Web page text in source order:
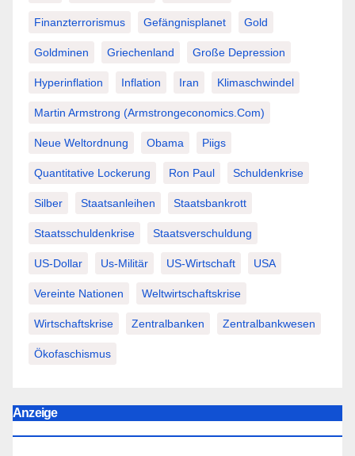
Finanzterrorismus Gefängnisplanet Gold
Goldminen Griechenland Große Depression
Hyperinflation Inflation Iran Klimaschwindel
Martin Armstrong (Armstrongeconomics.com)
Neue Weltordnung Obama Piigs
Quantitative Lockerung Ron Paul Schuldenkrise
Silber Staatsanleihen Staatsbankrott
Staatsschuldenkrise Staatsverschuldung
US-Dollar Us-Militär US-Wirtschaft USA
Vereinte Nationen Weltwirtschaftskrise
Wirtschaftskrise Zentralbanken Zentralbankwesen
Ökofaschismus
Anzeige